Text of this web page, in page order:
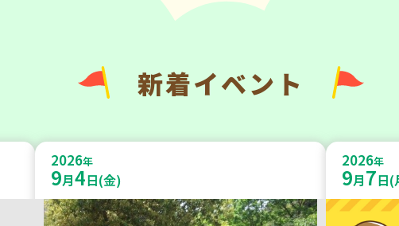
新着イベント
2026年
9月4日(金)
2026年
9月7日(